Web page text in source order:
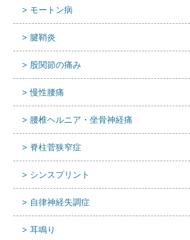
モートン病
腱鞘炎
股関節の痛み
慢性腰痛
腰椎ヘルニア・坐骨神経痛
脊柱菅狭窄症
シンスプリント
自律神経失調症
耳鳴り